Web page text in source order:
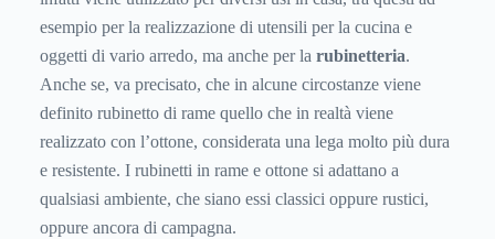
esempio per la realizzazione di utensili per la cucina e
oggetti di vario arredo, ma anche per la rubinetteria.
Anche se, va precisato, che in alcune circostanze viene
definito rubinetto di rame quello che in realtà viene
realizzato con l’ottone, considerata una lega molto più dura
e resistente. I rubinetti in rame e ottone si adattano a
qualsiasi ambiente, che siano essi classici oppure rustici,
oppure ancora di campagna.